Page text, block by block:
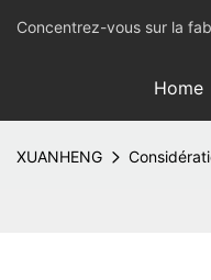
Concentrez-vous sur la
Home
XUANHENG